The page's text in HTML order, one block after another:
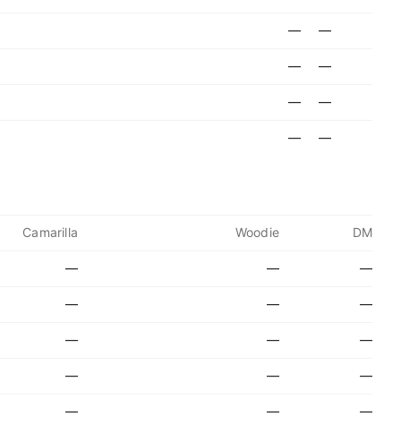
— —
— —
— —
— —
Camarilla Woodie DM
— — —
— — —
— — —
— — —
— — —